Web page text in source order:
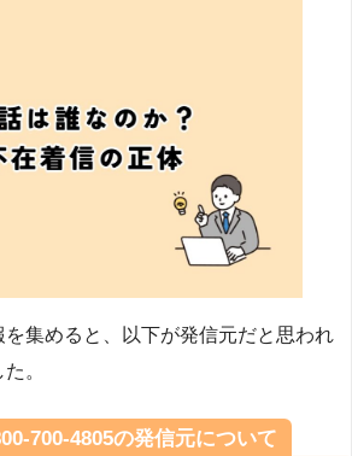
集めると、以下が発信元だと思われ
。
700-4805の発信元について